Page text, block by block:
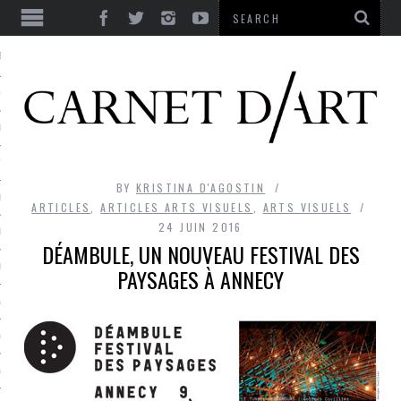
ULTIME
RIRE
HASARD
LIBERTÉ
BEAUTÉ
FOLIE
BYKRISTINA D'AGOSTIN
ARTICLES
,ARTICLES ARTS VISUELS
ARTS VISUELS
24 JUIN 2016
DÉAMBULE, UN NOUVEAU FESTIVAL DES
PAYSAGES À ANNECY